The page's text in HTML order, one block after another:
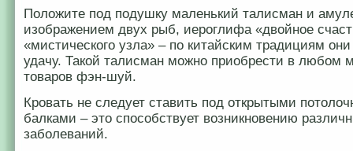
Положите под подушку маленький талисман и
изображением двух рыб, иероглифа «двойное
«мистического узла» – по китайским традициям
удачу. Такой талисман можно приобрести в любом
товаров фэн-шуй.
Кровать не следует ставить под открытыми
балками – это способствует возникновению
заболеваний.